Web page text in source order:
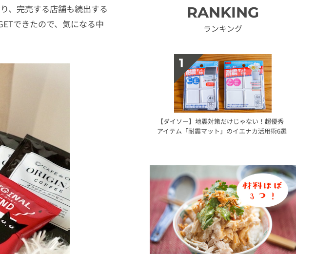
、完売する店舗も続出する
できたので、気になる中
RANKING
ランキング
【ダイソー】地震対策だけじゃない！超優秀
アイテム「耐震マット」のイエナカ活用術6選